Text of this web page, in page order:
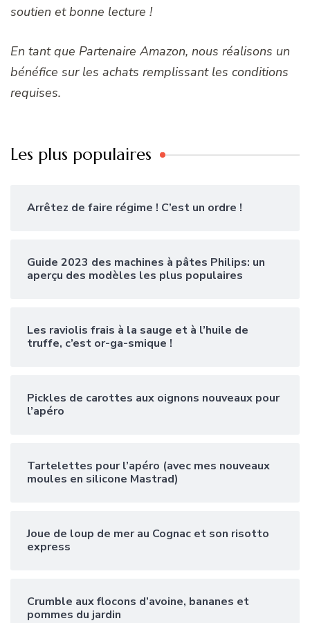
soutien et bonne lecture !
En tant que Partenaire Amazon, nous réalisons un
bénéfice sur les achats remplissant les conditions
requises.
Les plus populaires
Arrêtez de faire régime ! C’est un ordre !
Guide 2023 des machines à pâtes Philips: un
aperçu des modèles les plus populaires
Les raviolis frais à la sauge et à l’huile de
truffe, c’est or-ga-smique !
Pickles de carottes aux oignons nouveaux pour
l’apéro
Tartelettes pour l’apéro (avec mes nouveaux
moules en silicone Mastrad)
Joue de loup de mer au Cognac et son risotto
express
Crumble aux flocons d’avoine, bananes et
pommes du jardin